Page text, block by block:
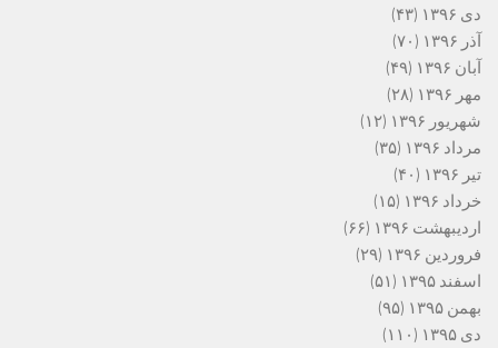
دی ۱۳۹۶
(۴۳)
آذر ۱۳۹۶
(۷۰)
آبان ۱۳۹۶
(۴۹)
مهر ۱۳۹۶
(۲۸)
شهریور ۱۳۹۶
(۱۲)
مرداد ۱۳۹۶
(۳۵)
تیر ۱۳۹۶
(۴۰)
خرداد ۱۳۹۶
(۱۵)
اردیبهشت ۱۳۹۶
(۶۶)
فروردین ۱۳۹۶
(۲۹)
اسفند ۱۳۹۵
(۵۱)
بهمن ۱۳۹۵
(۹۵)
دی ۱۳۹۵
(۱۱۰)